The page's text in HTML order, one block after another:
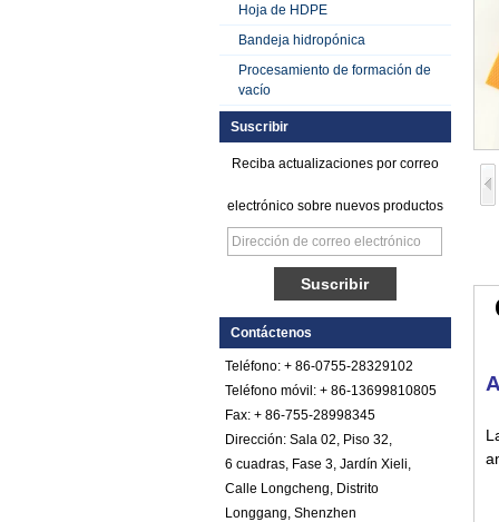
Hoja de HDPE
Bandeja hidropónica
Procesamiento de formación de
vacío
Suscribir
Reciba actualizaciones por correo
electrónico sobre nuevos productos
Contáctenos
Teléfono: + 86-0755-28329102
Teléfono móvil: + 86-13699810805
Fax: + 86-755-28998345
Dirección: Sala 02, Piso 32,
6 cuadras, Fase 3, Jardín Xieli,
Calle Longcheng, Distrito
Longgang, Shenzhen
Hoja de FRP de
plástico reforzado
con fibra de vidrio y
polietileno satinado
Hoja Pebbled FRP
de plástico
reforzado con fibra
color
White Black RV
Exterior con
aislamiento GRP